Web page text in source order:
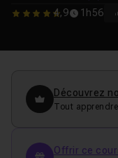
4.9473684210526
4,9 1h56
Découvrez
Tout
Offrir ce